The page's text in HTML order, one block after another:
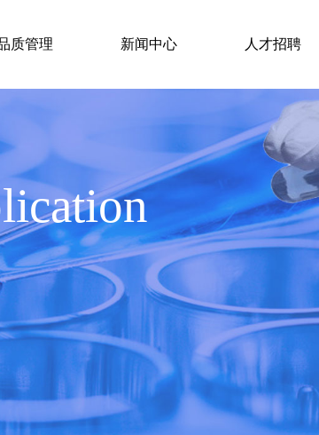
质管理 新闻中心 人才招聘